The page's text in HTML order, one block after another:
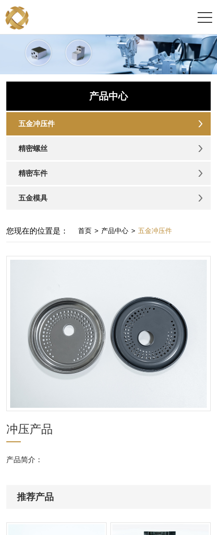
产品中心
五金冲压件
精密螺丝
精密车件
五金模具
您现在的位置是： 首页 > 产品中心 > 五金冲压件
冲压产品
产品简介：
推荐产品